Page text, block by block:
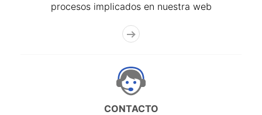
procesos implicados en nuestra web
CONTACTO